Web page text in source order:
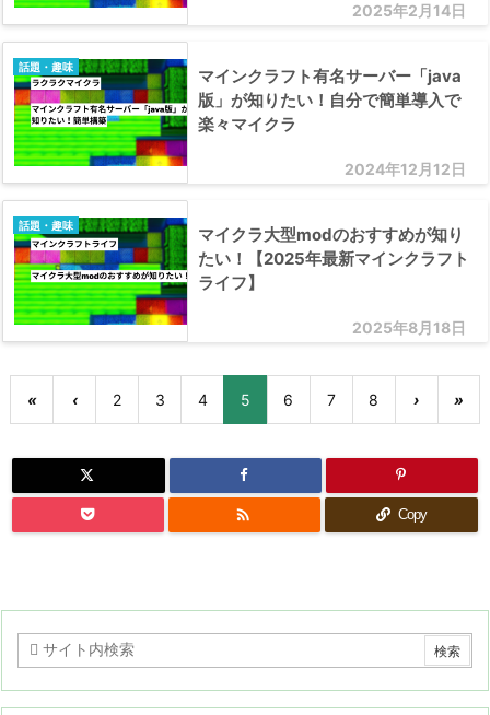
2025年2月14日
2024年12月12日
話題・趣味
マインクラフト有名サーバー「java
版」が知りたい！自分で簡単導入で
楽々マイクラ
2025年8月18日
話題・趣味
マイクラ大型modのおすすめが知り
たい！【2025年最新マインクラフト
ライフ】
« ‹ 2 3 4 5 6 7 8 › »
 Copy